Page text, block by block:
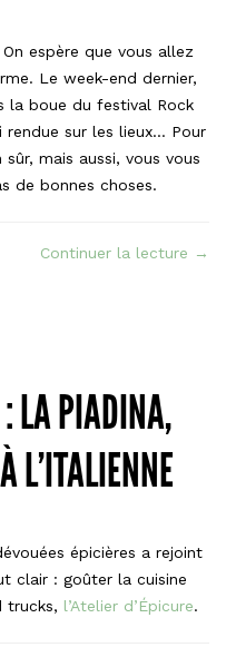
espère que vous allez
Le week-end dernier,
la boue du festival Rock
rendue sur les lieux… Pour
mais aussi, vous vous
de bonnes choses.
Continuer la lecture «
→
: LA PIADINA,
L’ITALIENNE
épicières a rejoint
clair : goûter la cuisine
trucks, l’Atelier d’Épicure.